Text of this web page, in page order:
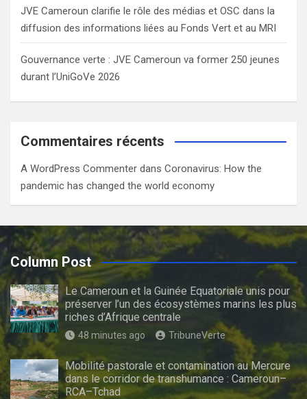
JVE Cameroun clarifie le rôle des médias et OSC dans la
diffusion des informations liées au Fonds Vert et au MRI
Gouvernance verte : JVE Cameroun va former 250 jeunes
durant l’UniGoVe 2026
Commentaires récents
A WordPress Commenter dans Coronavirus: How the
pandemic has changed the world economy
Column Post
Le Cameroun et la Guinée Equatoriale unis pour
préserver l’un des écosystèmes marins les plus
riches d’Afrique centrale
48 minutes ago TribuneVerte
Mobilité pastorale et contamination au Mercure
dans le corridor de transhumance : Cameroun–
RCA–Tchad